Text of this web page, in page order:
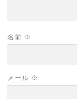
名前 ※
メール ※